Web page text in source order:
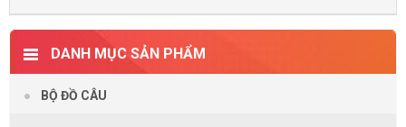
DANH MỤC SẢN PHẨM
BỘ ĐỒ CÂU